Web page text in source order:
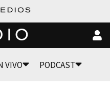
VIVO PODCAST